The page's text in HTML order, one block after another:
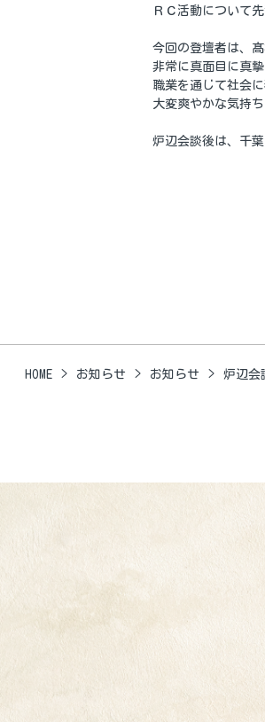
ＲＣ活動について
今回の登壇者は、髙
非常に真面目に真
職業を通じて社会
大変爽やかな気持
炉辺会談後は、千
HOME お知らせ お知らせ 炉辺会